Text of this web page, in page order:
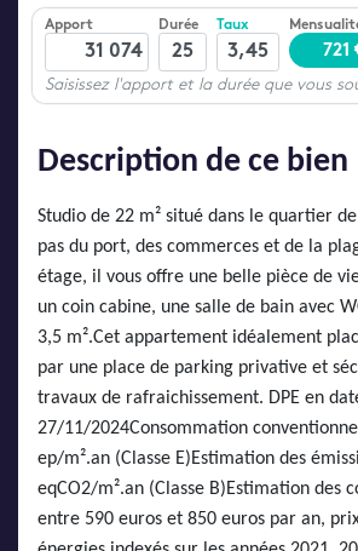
Description de ce bien
Studio de 22 m² situé dans le quartier
pas du port, des commerces et de la
étage, il vous offre une belle pièce de
un coin cabine, une salle de bain avec
3,5 m².Cet appartement idéalement
par une place de parking privative et
travaux de rafraichissement. DPE en
27/11/2024Consommation
ep/m².an (Classe E)Estimation des
eqCO2/m².an (Classe B)Estimation des
entre 590 euros et 850 euros par an,